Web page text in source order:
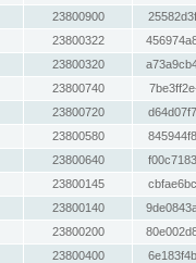
23800900
23800322
23800320
23800740
23800720
23800580
23800640
23800145
23800140
23800200
23800400